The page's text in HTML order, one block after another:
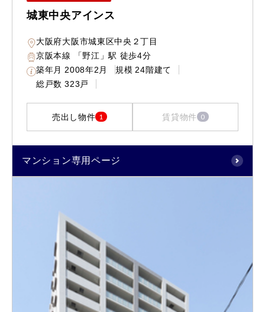
城東中央アインス
大阪府大阪市城東区中央２丁目
京阪本線 「野江」駅 徒歩4分
築年月 2008年2月 規模 24階建て
総戸数 323戸
売出し物件 1 賃貸物件 0
マンション専用ページ